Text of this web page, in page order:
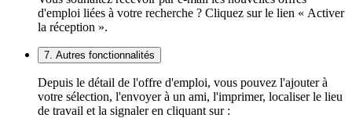
d'emploi liées à votre recherche ? Cliquez sur le lien « Activer
la réception ».
7. Autres fonctionnalités
Depuis le détail de l'offre d'emploi, vous pouvez l'ajouter à
votre sélection, l'envoyer à un ami, l'imprimer, localiser le lieu
de travail et la signaler en cliquant sur :